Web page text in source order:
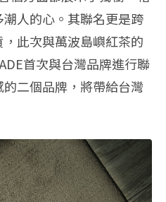
潮人的心。其聯名更是跨
此次與萬波島嶼紅茶的
首次與台灣品牌進行聯
二個品牌，將帶給台灣